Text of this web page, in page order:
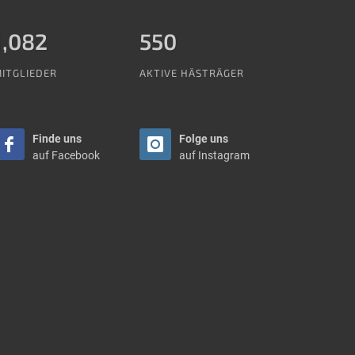
550
AKTIVE HÄSTRÄGER
Finde uns
auf Facebook
Folge uns
auf Instagram